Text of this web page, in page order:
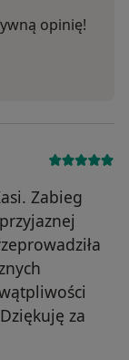
opinię!
Zabieg
za